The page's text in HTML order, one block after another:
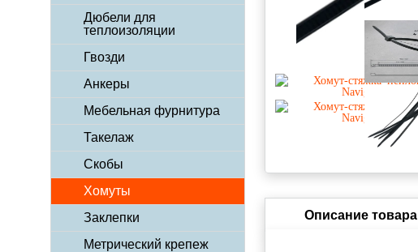
Дюбели для
теплоизоляции
Гвозди
Анкеры
Мебельная фурнитура
Такелаж
Скобы
Хомуты
Заклепки
Метрический крепеж
Описание товара